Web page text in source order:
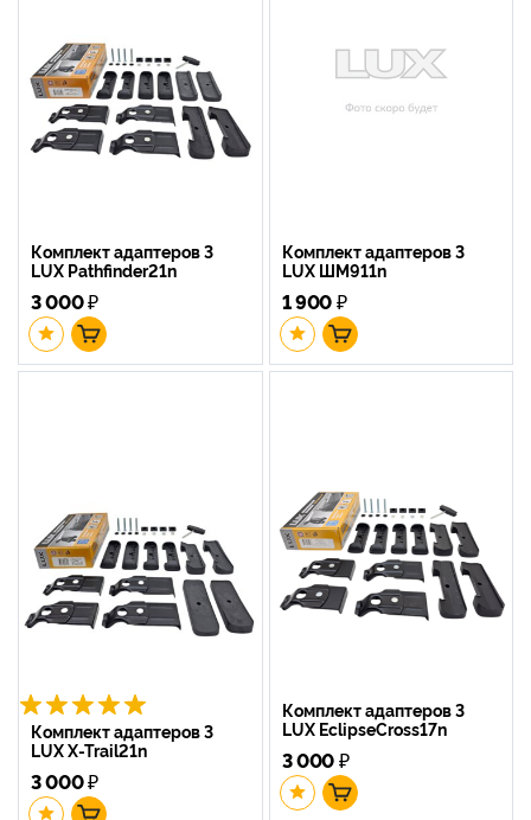
Комплект адаптеров 3
LUX Pathfinder21n
3 000₽
Комплект адаптеров 3
LUX ШМ911n
1 900₽
Комплект адаптеров 3
LUX X-Trail21n
3 000₽
Комплект адаптеров 3
LUX EclipseCross17n
3 000₽